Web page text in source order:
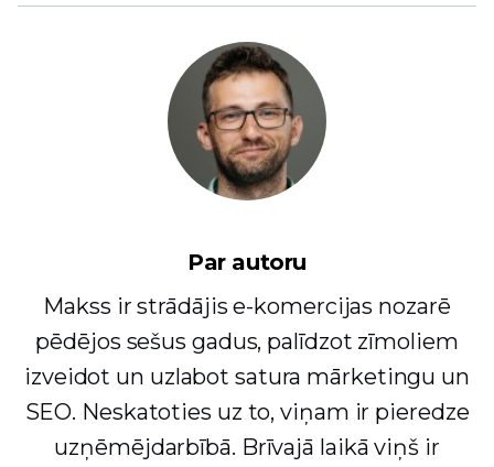
Par autoru
Makss ir strādājis e-komercijas nozarē
pēdējos sešus gadus, palīdzot zīmoliem
izveidot un uzlabot satura mārketingu un
SEO. Neskatoties uz to, viņam ir pieredze
uzņēmējdarbībā. Brīvajā laikā viņš ir